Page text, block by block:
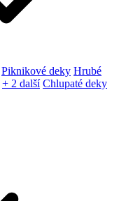
Piknikové deky Hrubé
+ 2 další Chlupaté deky